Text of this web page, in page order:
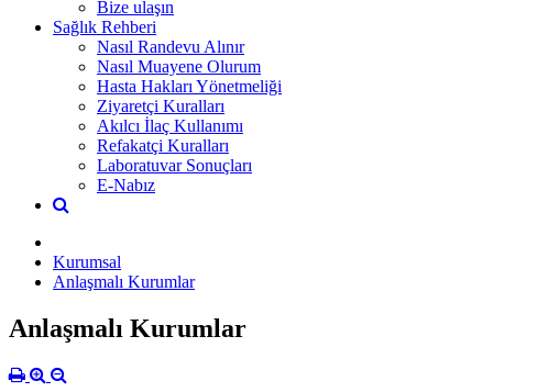
Bize ulaşın
Sağlık Rehberi
Nasıl Randevu Alınır
Nasıl Muayene Olurum
Hasta Hakları Yönetmeliği
Ziyaretçi Kuralları
Akılcı İlaç Kullanımı
Refakatçi Kuralları
Laboratuvar Sonuçları
E-Nabız
Kurumsal
Anlaşmalı Kurumlar
Anlaşmalı Kurumlar